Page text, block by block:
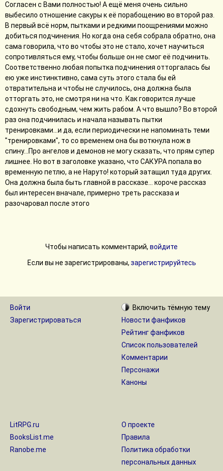
Согласен с Вами полностью! А ещё меня очень сильно
выбесило отношение сакуры к её порабощению во второй раз.
В первый всё норм, пытками и редкими поощрениями можно
добиться подчинения. Но когда она себя собрала обратно, она
сама говорила, что во чтобы это не стало, хочет научиться
сопротивляться ему, чтобы больше он не смог её подчинить.
Соответственно любая попытка подчинения отторгалась бы
ею уже инстинктивно, сама суть этого стала бы ей
отвратительна и чтобы не случилось, она должна была
отторгать это, не смотря ни на что. Как говорится лучше
сдохнуть свободным, чем жить рабом. А что вышло? Во второй
раз она подчинилась и начала называть пытки
тренировками...и да, если периодически не напоминать теми
"тренировками", то со временем она бы воткнула нож в
спину...Про ангелов и демонов не могу сказать, что прям супер
лишнее. Но вот в заголовке указано, что САКУРА попала во
временную петлю, а не Наруто! который затащил туда других.
Она должна была быть главной в рассказе... короче рассказ
был интересен вначале, примерно треть рассказа и
разочаровал после этого
Чтобы написать комментарий, войдите
Если вы не зарегистрированы, зарегистрируйтесь
Войти
Зарегистрироваться
Включить тёмную тему
Новости фанфиков
Рейтинг фанфиков
Список пользователей
Комментарии
Персонажи
Каноны
LitRPG.ru
BooksList.me
Ranobe.me
О проекте
Правила
Политика обработки
персональных данных